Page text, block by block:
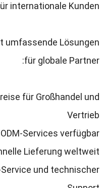
internationale Kunden
umfassende Lösungen
für globale Partner
:
für Großhandel und
Vertrieb
Services verfügbar
Lieferung weltweit
und technischer